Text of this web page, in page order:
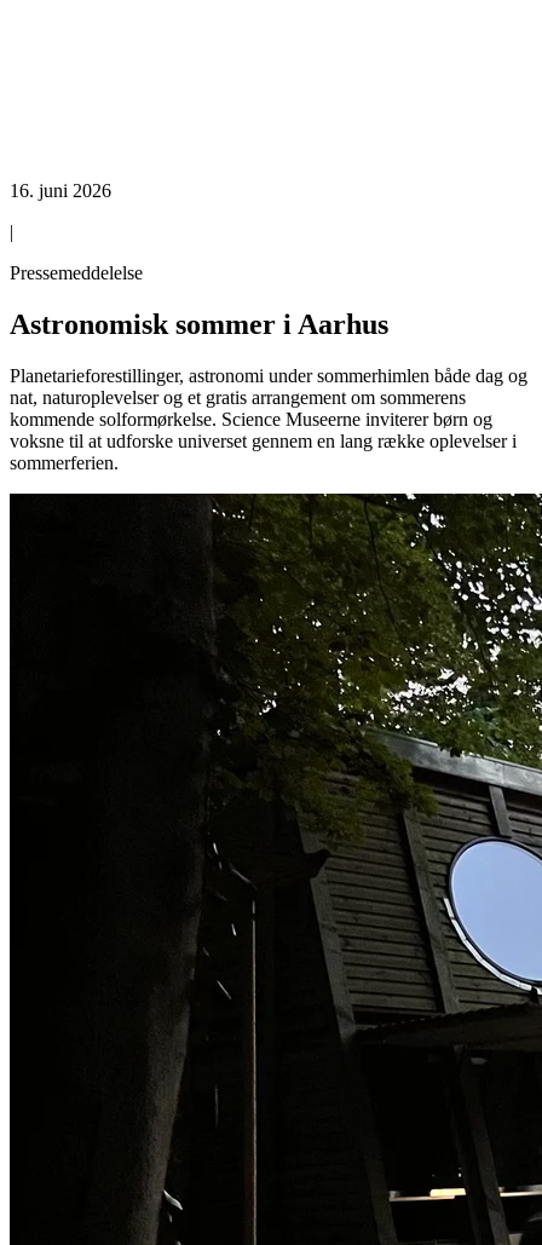
16. juni 2026
|
Pressemeddelelse
Astronomisk sommer i Aarhus
Planetarieforestillinger, astronomi under sommerhimlen både dag og
nat, naturoplevelser og et gratis arrangement om sommerens
kommende solformørkelse. Science Museerne inviterer børn og
voksne til at udforske universet gennem en lang række oplevelser i
sommerferien.